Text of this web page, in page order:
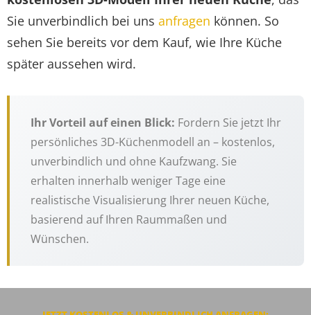
Sie unverbindlich bei uns anfragen können. So
sehen Sie bereits vor dem Kauf, wie Ihre Küche
später aussehen wird.
Ihr Vorteil auf einen Blick: Fordern Sie jetzt Ihr
persönliches 3D-Küchenmodell an – kostenlos,
unverbindlich und ohne Kaufzwang. Sie
erhalten innerhalb weniger Tage eine
realistische Visualisierung Ihrer neuen Küche,
basierend auf Ihren Raummaßen und
Wünschen.